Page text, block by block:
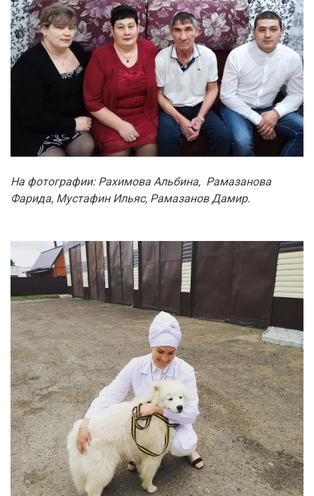
На фотографии: Рахимова Альбина, Рамазанова
Фарида, Мустафин Ильяс, Рамазанов Дамир.